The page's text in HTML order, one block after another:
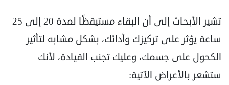
تشير الأبحاث إلى أن البقاء مستيقظًا لمدة 20 إلى 25
ساعة يؤثر على تركيزك وأدائك، بشكل مشابه لتأثير
الكحول على جسمك، وعليك تجنب القيادة، لأنك
ستشعر بالأعراض الآتية: